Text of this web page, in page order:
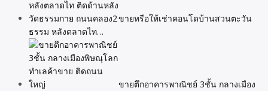
ขายหรือให้เช่าคอนโดบ้านสวนตะวัน
ธรรม หลังตลาดไท…
ขายตึกอาคารพาณิชย์ 3ชั้น กลางเมือง